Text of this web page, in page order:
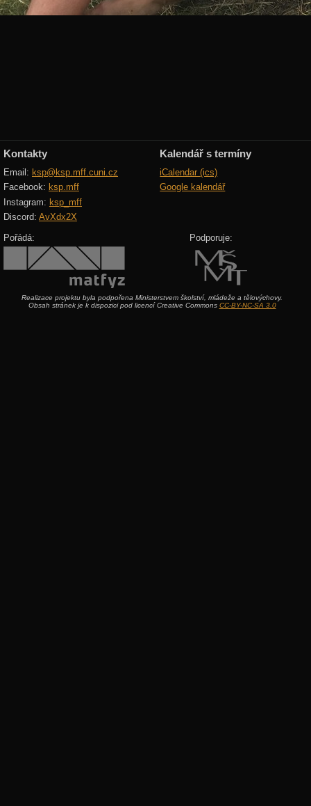
Kontakty
Email: ksp@ksp.mff.cuni.cz
Facebook: ksp.mff
Instagram: ksp_mff
Discord: AvXdx2X
Kalendář s termíny
iCalendar (ics)
Google kalendář
Pořádá: Podporuje:
Realizace projektu byla podpořena Ministerstvem školství, mládeže a tělovýchovy.
Obsah stránek je k dispozici pod licencí Creative Commons CC-BY-NC-SA 3.0